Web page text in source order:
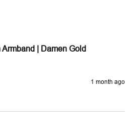
| Damen Gold
1 month ago